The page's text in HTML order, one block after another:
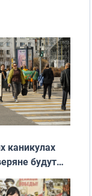
каникулах
будут